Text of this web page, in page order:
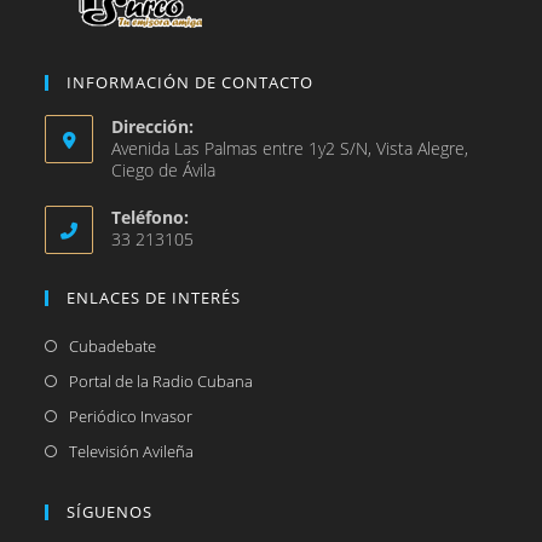
INFORMACIÓN DE CONTACTO
Dirección:
Avenida Las Palmas entre 1y2 S/N, Vista Alegre,
Ciego de Ávila
Teléfono:
33 213105
ENLACES DE INTERÉS
CubadebateSe
abre
nueva
Portal de la Radio Cubana
Periódico InvasorSe
abre
Televisión Avileña
SÍGUENOS